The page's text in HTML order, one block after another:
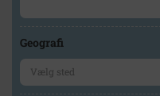
Geografi